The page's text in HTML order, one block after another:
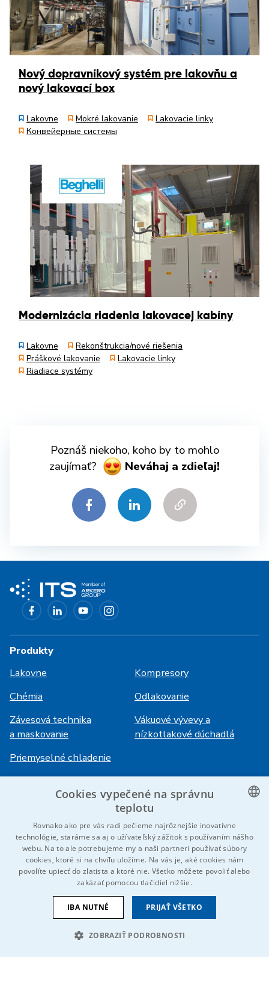
Nový dopravníkový systém pre lakovňu a
nový lakovací box
Lakovne Mokré lakovanie
Lakovacie linky
Конвейерные системы
Modernizácia riadenia lakovacej kabíny
Lakovne
Rekonštrukcia/nové riešenia
Práškové lakovanie
Lakovacie linky
Riadiace systémy
Poznáš niekoho, koho by to mohlo
zaujímať?
Neváhaj a zdieľaj!
Produkty
Lakovne
Kompresory
Chémia
Odlakovanie
Závesová technika
a maskovanie
Vákuové vývevy a
nízkotlakové dúchadlá
Priemyselné chladenie
Kariéra
Referencie
Kontaktujte nás
Prihlásenie
HiVision
Technické listy
© 2026 IDEAL-Trade Service, spol. s r.o.
VOP
Ochrana osobných údajov Cookies
Oznámenie EU
CZECH
GERMAN
Cookies vypečené na správnu
teplotu
Rovnako ako pre vás radi pečieme najrôznejšie inovatívne
technológie, staráme sa aj o užívateľský zážitok s používaním nášho
webu. Na to ale potrebujeme my a naši partneri používať súbory
cookies, ktoré si na chvíľu uložíme. Na vás je, aké cookies nám
povolíte upiecť do zlatista a ktoré nie. Všetko môžete povoliť alebo
zakázať pomocou tlačidiel nižšie.
PRIJAŤ VŠETKO
IBA NUTNÉ
ZOBRAZIŤ PODROBNOSTI